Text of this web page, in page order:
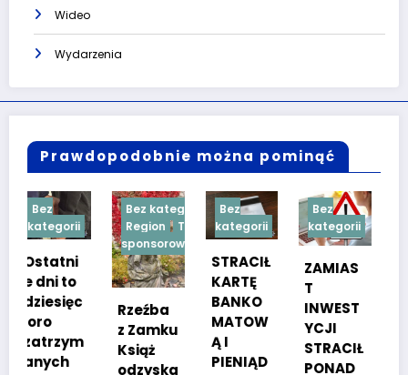
Wideo
Wydarzenia
Prawdopodobnie można pominąć
Bez kategorii
Region
Treść
sponsorowana
Rzeźba
z Zamku
Książ
odzyska
Bez
kategorii
STRACIŁ
KARTĘ
BANKO
MATOW
Ą I
PIENIĄD
Bez
kategorii
ZAMIAS
T
INWEST
YCJI
STRACIŁ
PONAD
Bez
kategorii
TESTY
NOŚCIO
WE DLA
KANDYD
ATÓW